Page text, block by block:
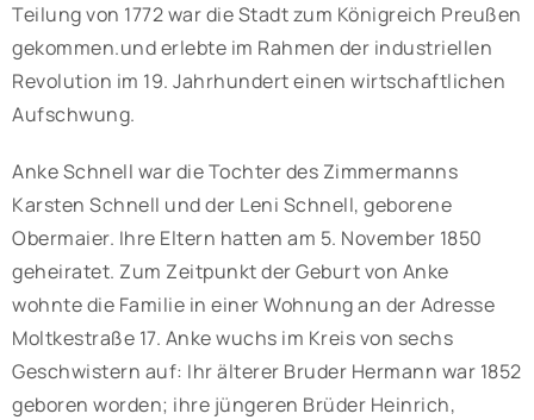
Teilung von 1772 war die Stadt zum Königreich Preußen
gekommen.und erlebte im Rahmen der industriellen
Revolution im 19. Jahrhundert einen wirtschaftlichen
Aufschwung.
Anke Schnell war die Tochter des Zimmermanns
Karsten Schnell und der Leni Schnell, geborene
Obermaier. Ihre Eltern hatten am 5. November 1850
geheiratet. Zum Zeitpunkt der Geburt von Anke
wohnte die Familie in einer Wohnung an der Adresse
Moltkestraße 17. Anke wuchs im Kreis von sechs
Geschwistern auf: Ihr älterer Bruder Hermann war 1852
geboren worden; ihre jüngeren Brüder Heinrich,